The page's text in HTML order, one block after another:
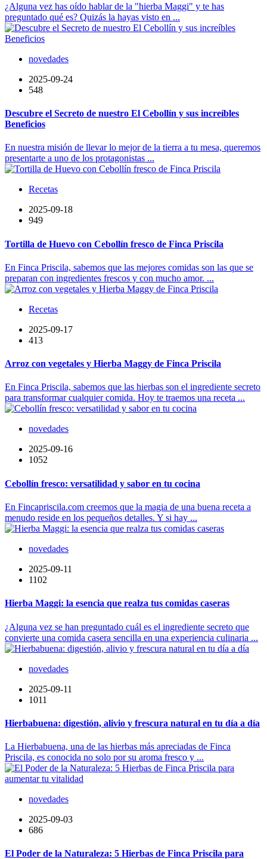
¿Alguna vez has oído hablar de la "hierba Maggi" y te has
preguntado qué es? Quizás la hayas visto en ...
novedades
2025-09-24
548
Descubre el Secreto de nuestro El Cebollín y sus increíbles
Beneficios
En nuestra misión de llevar lo mejor de la tierra a tu mesa, queremos
presentarte a uno de los protagonistas ...
Recetas
2025-09-18
949
Tortilla de Huevo con Cebollín fresco de Finca Priscila
En Finca Priscila, sabemos que las mejores comidas son las que se
preparan con ingredientes frescos y con mucho amor. ...
Recetas
2025-09-17
413
Arroz con vegetales y Hierba Maggy de Finca Priscila
En Finca Priscila, sabemos que las hierbas son el ingrediente secreto
para transformar cualquier comida. Hoy te traemos una receta ...
novedades
2025-09-16
1052
Cebollín fresco: versatilidad y sabor en tu cocina
En Fincapriscila.com creemos que la magia de una buena receta a
menudo reside en los pequeños detalles. Y si hay ...
novedades
2025-09-11
1102
Hierba Maggi: la esencia que realza tus comidas caseras
¿Alguna vez se han preguntado cuál es el ingrediente secreto que
convierte una comida casera sencilla en una experiencia culinaria ...
novedades
2025-09-11
1011
Hierbabuena: digestión, alivio y frescura natural en tu día a día
La Hierbabuena, una de las hierbas más apreciadas de Finca
Priscila, es conocida no solo por su aroma fresco y ...
novedades
2025-09-03
686
El Poder de la Naturaleza: 5 Hierbas de Finca Priscila para